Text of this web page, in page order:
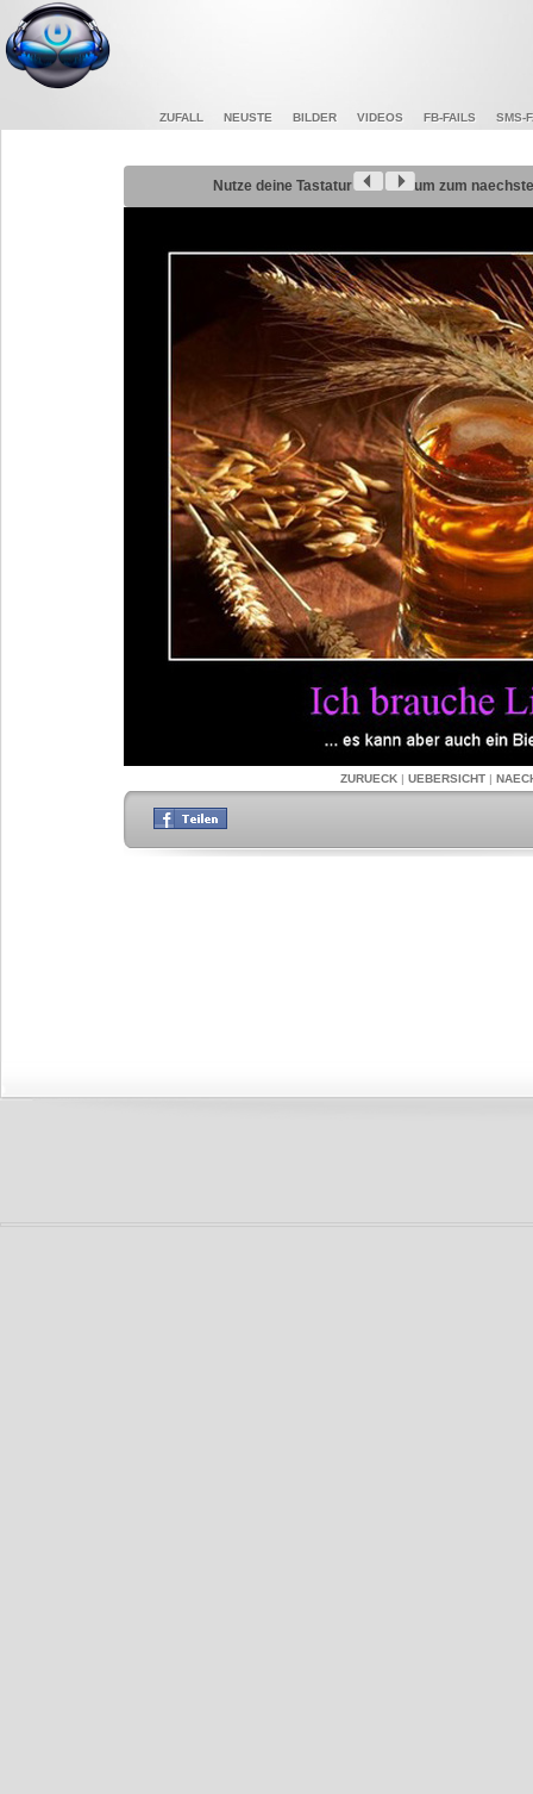
ZUFALL NEUSTE BILDER VIDEOS FB-FAILS SMS-
Nutze deine Tastatur um zum
ZURUECK | UEBERSICHT |